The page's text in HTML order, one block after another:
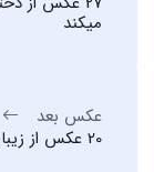
میکند
عکس بعد
20 عکس از زیبایی های طبیعت فلسطین دلربا و چشم نواز